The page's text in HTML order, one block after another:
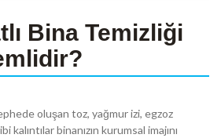
Bina Temizliği
oluşan toz, yağmur izi, egzoz
kalıntılar binanızın kurumsal imajını